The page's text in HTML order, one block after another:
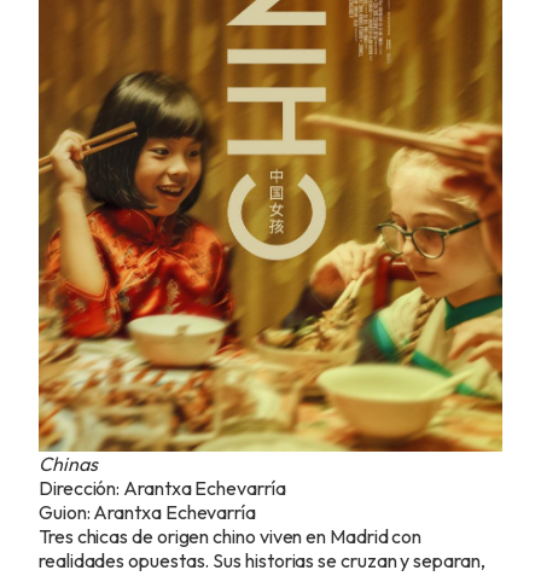
Chinas
Dirección: Arantxa Echevarría
Guion: Arantxa Echevarría
Tres chicas de origen chino viven en Madrid con
realidades opuestas. Sus historias se cruzan y separan,